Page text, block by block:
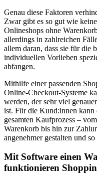
Genau diese Faktoren
Zwar gibt es so gut wie
Onlineshops ohne
allerdings in zahlreichen
allem daran, dass sie für die
individuellen Vorlieben
abfangen.
Mithilfe einer passenden
Online-Checkout-Systeme
werden, der sehr viel
ist. Für die Kund:innen kann
gesamten Kaufprozess –
Warenkorb bis hin zur
angenehmer gestalten und
Mit Software einen
funktionieren